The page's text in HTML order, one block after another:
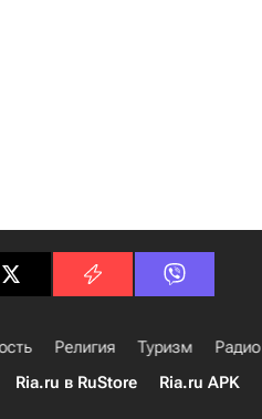
Религия Туризм Радио
Ria.ru в RuStore Ria.ru APK